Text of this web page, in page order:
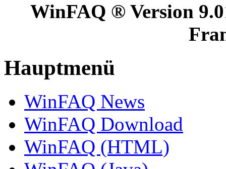
WinFAQ ® Version
Hauptmenü
WinFAQ News
WinFAQ Download
WinFAQ (HTML)